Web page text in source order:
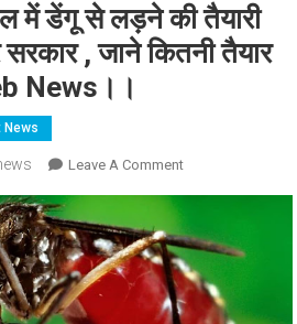
में डेंगू से लड़ने की तैयारी
सरकार , जाने कितनी तैयार
News।।
News
Leave A CommentOn
काल
में
डेंगू
से